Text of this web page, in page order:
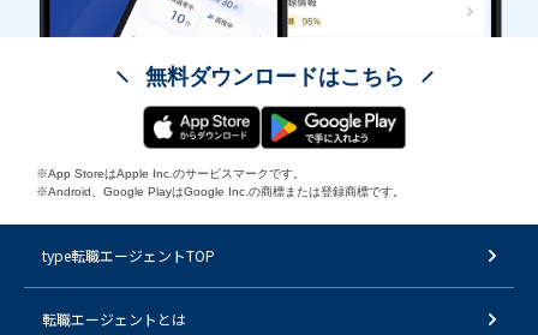
無料ダウンロードはこちら
※App StoreはApple Inc.のサービスマークです。
※Android、Google PlayはGoogle Inc.の商標または登録商標です。
type転職エージェントTOP
転職エージェントとは